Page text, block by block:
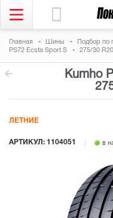
Главная Шины Подбор по
PS72 Ecsta Sport S
275/30 R20
Kumho
АРТИКУЛ: 1104051 в
ЛЕТНИЕ